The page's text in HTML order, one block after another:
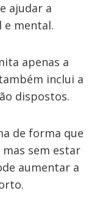
ajudar a
e mental.
apenas a
inclui a
dispostos.
de forma que
sem estar
aumentar a